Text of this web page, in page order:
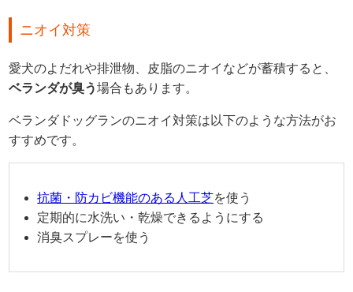
ニオイ対策
愛犬のよだれや排泄物、皮脂のニオイなどが蓄積すると、
ベランダが臭う場合もあります。
ベランダドッグランのニオイ対策は以下のような方法がお
すすめです。
抗菌・防カビ機能のある人工芝を使う
定期的に水洗い・乾燥できるようにする
消臭スプレーを使う